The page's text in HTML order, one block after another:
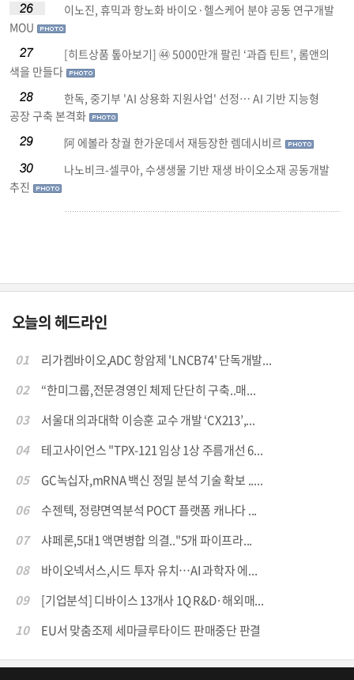
이노진, 휴믹과 항노화 바이오·헬스케어 분야 공동 연구개발
MOU
[히트상품 톺아보기] ㊹ 5000만개 팔린 ‘과즙 틴트’, 롬앤의
색을 만들다
한독, 중기부 'AI 상용화 지원사업' 선정… AI 기반 지능형
공장 구축 본격화
阿 에볼라 창궐 한가운데서 재등장한 렘데시비르
나노비크-셀쿠아, 수생생물 기반 재생 바이오소재 공동개발
추진
오늘의 헤드라인
01
리가켐바이오,ADC 항암제 'LNCB74' 단독개발...
02
“한미그룹,전문경영인 체제 단단히 구축..매...
03
서울대 의과대학 이승훈 교수 개발 ‘CX213’,...
04
테고사이언스 "TPX-121 임상 1상 주름개선 6...
05
GC녹십자,mRNA 백신 정밀 분석 기술 확보 .....
06
수젠텍, 정량면역분석 POCT 플랫폼 캐나다 ...
07
샤페론,5대1 액면병합 의결.."5개 파이프라...
08
바이오넥서스,시드 투자 유치…AI 과학자 에...
09
[기업분석] 디바이스 13개사 1Q R&D·해외매...
10
EU서 맞춤조제 세마글루타이드 판매중단 판결